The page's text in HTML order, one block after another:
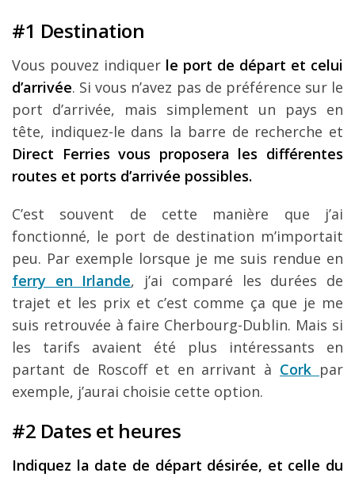
#1 Destination
Vous pouvez indiquer le port de départ et celui
d’arrivée. Si vous n’avez pas de préférence sur le
port d’arrivée, mais simplement un pays en
tête, indiquez-le dans la barre de recherche et
Direct Ferries vous proposera les différentes
routes et ports d’arrivée possibles.
C’est souvent de cette manière que j’ai
fonctionné, le port de destination m’importait
peu. Par exemple lorsque je me suis rendue en
ferry en Irlande, j’ai comparé les durées de
trajet et les prix et c’est comme ça que je me
suis retrouvée à faire Cherbourg-Dublin. Mais si
les tarifs avaient été plus intéressants en
partant de Roscoff et en arrivant à Cork par
exemple, j’aurai choisie cette option.
#2 Dates et heures
Indiquez la date de départ désirée, et celle du